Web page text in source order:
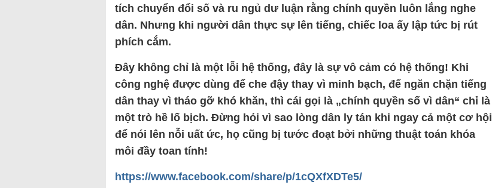
tích chuyển đổi số và ru ngủ dư luận rằng chính quyền luôn lắng nghe
dân. Nhưng khi người dân thực sự lên tiếng, chiếc loa ấy lập tức bị rút
phích cắm.
Đây không chỉ là một lỗi hệ thống, đây là sự vô cảm có hệ thống! Khi
công nghệ được dùng để che đậy thay vì minh bạch, để ngăn chặn tiếng
dân thay vì tháo gỡ khó khăn, thì cái gọi là „chính quyền số vì dân“ chỉ là
một trò hề lố bịch. Đừng hỏi vì sao lòng dân ly tán khi ngay cả một cơ hội
để nói lên nỗi uất ức, họ cũng bị tước đoạt bởi những thuật toán khóa
môi đầy toan tính!
https://www.facebook.com/share/p/1cQXfXDTe5/